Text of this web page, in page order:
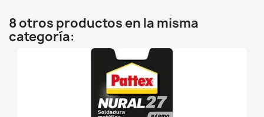
8 otros productos en la misma
categoría: